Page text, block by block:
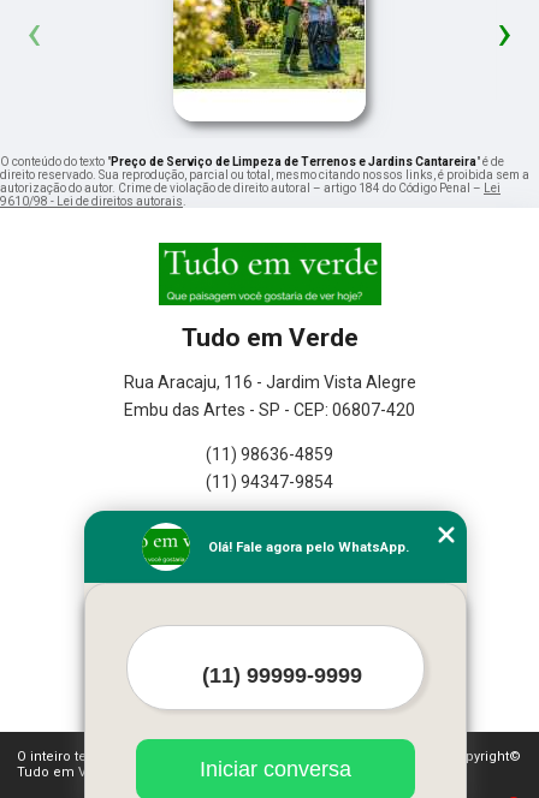
‹ ›
O conteúdo do texto "Preço de Serviço de Limpeza de Terrenos e Jardins Cantareira" é de
direito reservado. Sua reprodução, parcial ou total, mesmo citando nossos links, é proibida sem a
autorização do autor. Crime de violação de direito autoral – artigo 184 do Código Penal – Lei
9610/98 - Lei de direitos autorais.
Tudo em Verde
Rua Aracaju, 116 - Jardim Vista Alegre
Embu das Artes - SP - CEP: 06807-420
(11) 98636-4859
(11) 94347-9854
Empresa
Missão
Mapa do site
Mais Serviços
O inteiro teor deste site está sujeito à proteção de direitos autorais. Copyright©
Tudo em Verde (Lei 9610 de 19/02/1998)
Olá! Fale agora pelo WhatsApp.
Iniciar conversa